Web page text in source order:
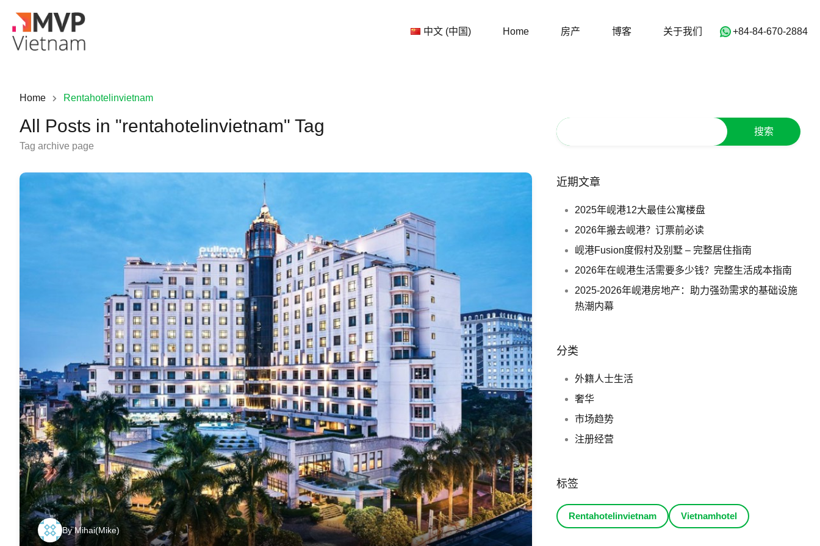
中文 (中国) Home 房产 博客 关于我们
中文 (中国) Home 房产 博客 关于我们 ‭+84-84-670-2884‬
Home Rentahotelinvietnam
All Posts in "rentahotelinvietnam" Tag
Tag archive page
By Mihai(Mike)
近期文章
2025年岘港12大最佳公寓楼盘
2026年搬去岘港？订票前必读
岘港Fusion度假村及别墅 – 完整居住指南
2026年在岘港生活需要多少钱？完整生活成本指南
2025-2026年岘港房地产：助力强劲需求的基础设施
热潮内幕
分类
外籍人士生活
奢华
市场趋势
注册经营
标签
Rentahotelinvietnam Vietnamhotel